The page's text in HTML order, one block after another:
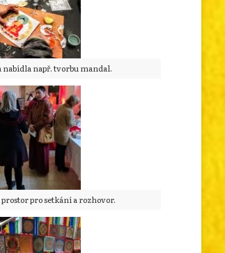
např. tvorbu mandal.
pro setkání a rozhovor.